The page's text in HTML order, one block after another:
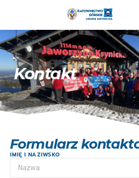
Kontakt
Formularz
IMIĘ I NAZIWSKO